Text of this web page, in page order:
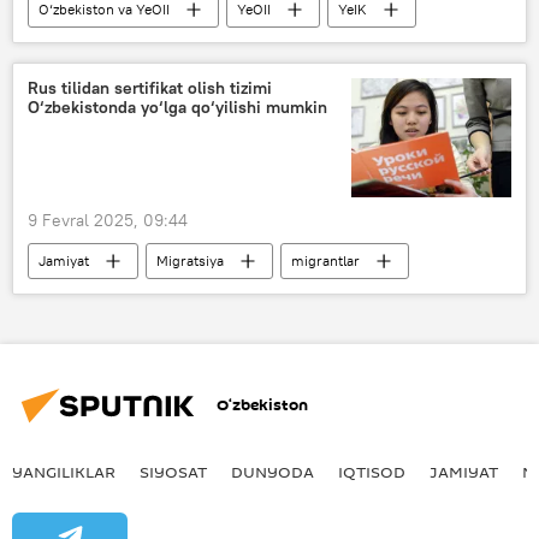
O‘zbekiston va YeOII YeOII
YeIK
chorva
hamkorlik
Rus tilidan sertifikat olish tizimi
O‘zbekistonda yo‘lga qo‘yilishi mumkin
9 Fevral 2025, 09:44
Jamiyat Migratsiya
migrantlar
patent
sertifikat
rus tili
O‘zbekiston
YANGILIKLAR SIYOSAT DUNYODA IQTISOD JAMIYAT